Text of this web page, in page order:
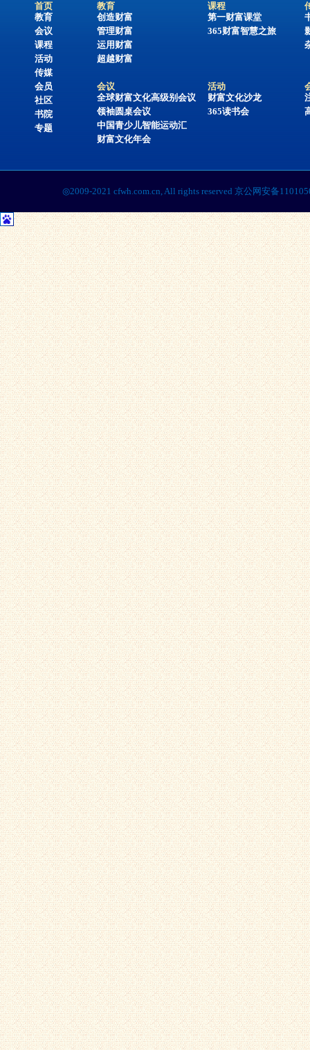
首页
教育
会议
课程
活动
传媒
会员
社区
书院
专题
教育
创造财富
管理财富
运用财富
超越财富
会议
全球财富文化高级别会议
领袖圆桌会议
中国青少儿智能运动汇
财富文化年会
课程
第一财富课堂
365财富智慧之旅
活动
财富文化沙龙
365读书会
◎2009-2021 cfwh.com.cn, All rights reserved 京公网安备